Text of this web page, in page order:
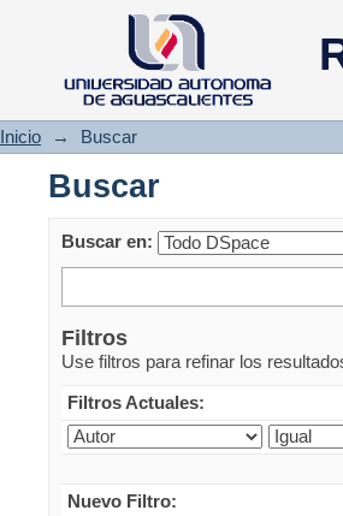
Buscar
Inicio → Buscar
Buscar
Buscar en:
Filtros
Use filtros para refinar los
Filtros Actuales:
Nuevo Filtro: